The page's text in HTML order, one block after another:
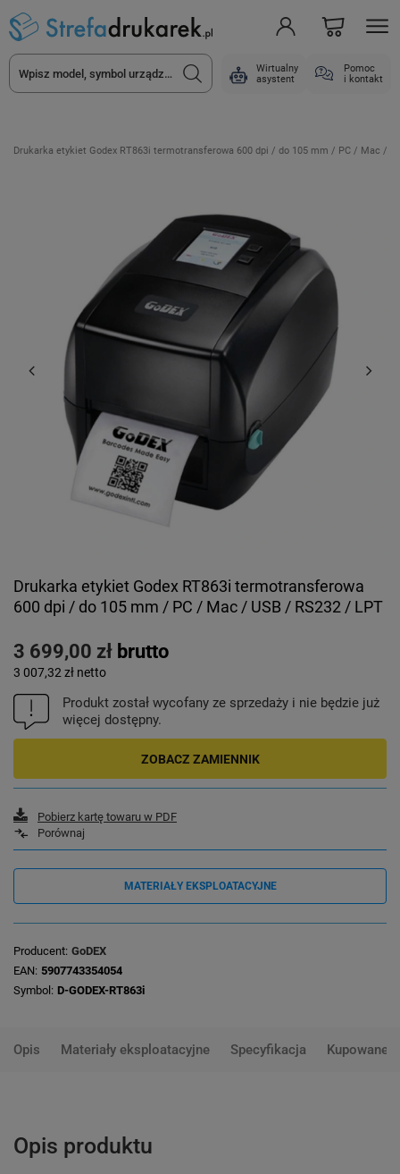
Wirtualny
asystent
Pomoc
i kontakt
Drukarka etykiet Godex RT863i termotransferowa 600 dpi / do 105 mm / PC / Mac /
Drukarka etykiet Godex RT863i termotransferowa
600 dpi / do 105 mm / PC / Mac / USB / RS232 / LPT
3 699,00 zł brutto
3 007,32 zł netto
Produkt został wycofany ze sprzedaży i nie będzie już
więcej dostępny.
ZOBACZ ZAMIENNIK
Pobierz kartę towaru w PDF
Porównaj
MATERIAŁY EKSPLOATACYJNE
Producent GoDEX
EAN 5907743354054
Symbol
D-GODEX-RT863i
Opis Materiały eksploatacyjne Specyfikacja Kupowane
Opis produktu